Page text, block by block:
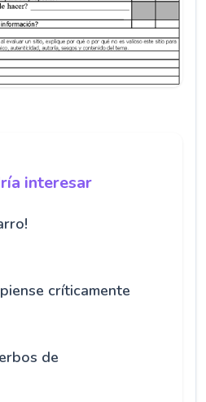
interesar
críticamente
de